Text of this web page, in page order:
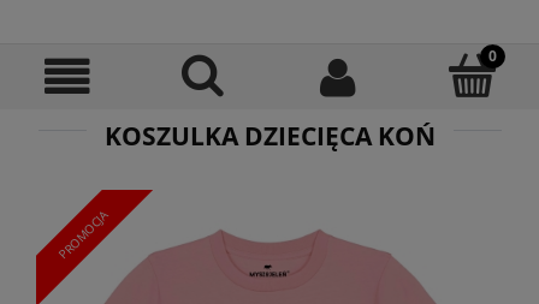
KOSZULKA DZIECIĘCA KOŃ
PROMOCJA